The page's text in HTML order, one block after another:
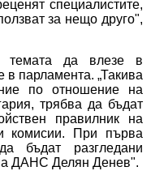
специалистите,
за нещо друго",
темата да влезе в
в парламента. „Такива
по отношение на
трябва да бъдат
правилник на
комисии. При първа
бъдат разгледани
ДАНС Делян Денев".